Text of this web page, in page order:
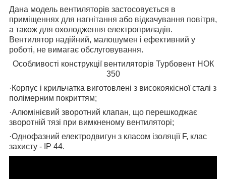
Дана модель вентиляторів застосовується в
приміщеннях для нагнітання або відкачування повітря,
а також для охолодження електроприладів.
Вентилятор надійний, малошумен і ефективний у
роботі, не вимагає обслуговування.
Особливості конструкції вентиляторів Турбовент НОК
350
·Корпус і крильчатка виготовлені з високоякісної сталі з
полімерним покриттям;
·Алюмінієвий зворотний клапан, що перешкоджає
зворотній тязі при вимкненому вентиляторі;
·Однофазний електродвигун з класом ізоляції F, клас
захисту - IP 44.